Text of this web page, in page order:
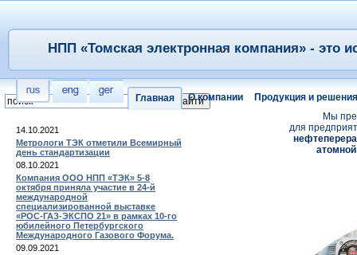
Главная О компании Продукция и решения
НПП «Томская электронная компания» - это
14.10.2021
Метрологи ТЭК отметили Всемирный
день стандартизации
08.10.2021
Компания ООО НПП «ТЭК» 5-8
октября приняла участие в 24-й
международной
специализированной выставке
«РОС-ГАЗ-ЭКСПО 21» в рамках 10-го
юбилейного Петербургского
Международного Газового Форума.
09.09.2021
Мы
для
атомной